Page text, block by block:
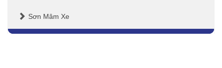
Sơn Mâm Xe